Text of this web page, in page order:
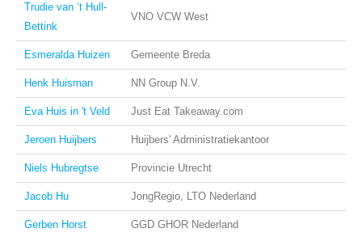
Trudie van ‘t Hull-
Bettink
VNO VCW West
Esmeralda Huizen Gemeente Breda
Henk Huisman NN Group N.V.
Eva Huis in 't Veld Just Eat Takeaway.com
Jeroen Huijbers Huijbers' Administratiekantoor
Niels Hubregtse Provincie Utrecht
Jacob Hu JongRegio, LTO Nederland
Gerben Horst GGD GHOR Nederland